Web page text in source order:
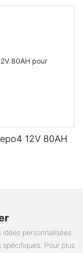
énergie
12V 80AH
personnalisées
Pour plus